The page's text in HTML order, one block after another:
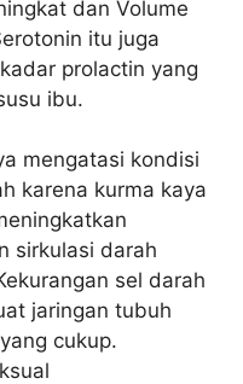
dan Volume
itu juga
prolactin yang
ibu.
mengatasi kondisi
karena kurma kaya
sirkulasi darah
sel darah
jaringan tubuh
cukup.